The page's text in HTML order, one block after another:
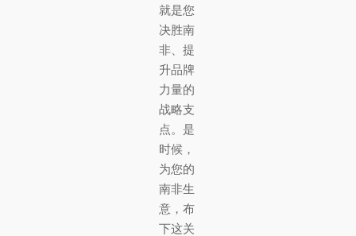
就是您
决胜南
非、提
升品牌
力量的
战略支
点。是
时候，
为您的
南非生
意，布
下这关